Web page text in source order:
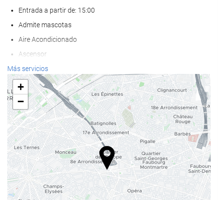
Entrada a partir de: 15:00
Admite mascotas
Aire Acondicionado
Ascensor
Adaptado para personas con movilidad reducida
Habitaciones No fumadores
Zona de fumadores
Bienestar
Spa
Bañera de hidromasaje
Sauna
Servicio de masaje
Más servicios
+
−